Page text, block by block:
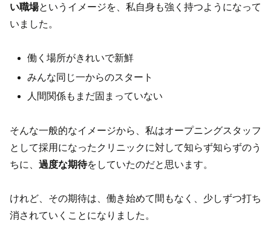
い職場というイメージを、私自身も強く持つようになって
いました。
働く場所がきれいで新鮮
みんな同じ一からのスタート
人間関係もまだ固まっていない
そんな一般的なイメージから、私はオープニングスタッフ
として採用になったクリニックに対して知らず知らずのう
ちに、 過度な期待をしていたのだと思います。
けれど、その期待は、働き始めて間もなく、少しずつ打ち
消されていくことになりました。